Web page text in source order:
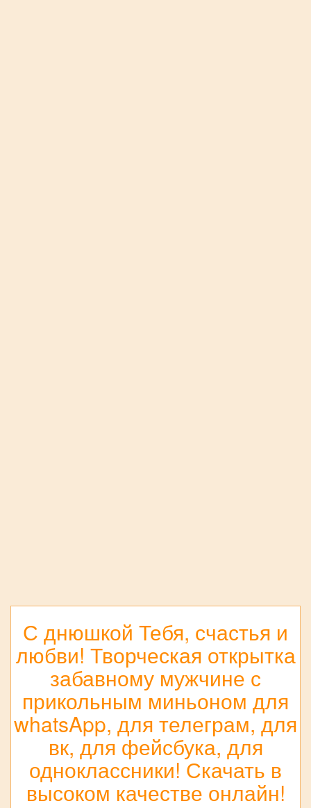
С днюшкой Тебя, счастья и
любви! Творческая открытка
забавному мужчине с
прикольным миньоном для
whatsApp, для телеграм, для
вк, для фейсбука, для
одноклассники! Скачать в
высоком качестве онлайн!